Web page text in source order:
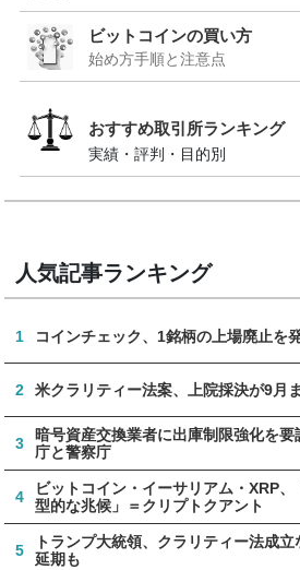
ビットコインの買い方
始め方手順と注意点
おすすめ取引所ランキング
実績・評判・目的別
人気記事ランキング
1 コインチェック、1銘柄の上場廃止を
2 米クラリティー法案、上院採決が9月
3
暗号資産交換業者に出庫制限強化を
庁と警察庁
4
ビットコイン・イーサリアム・XRP
型的な兆候」＝クリプトクアント
5
トランプ大統領、クラリティー法成
延期も